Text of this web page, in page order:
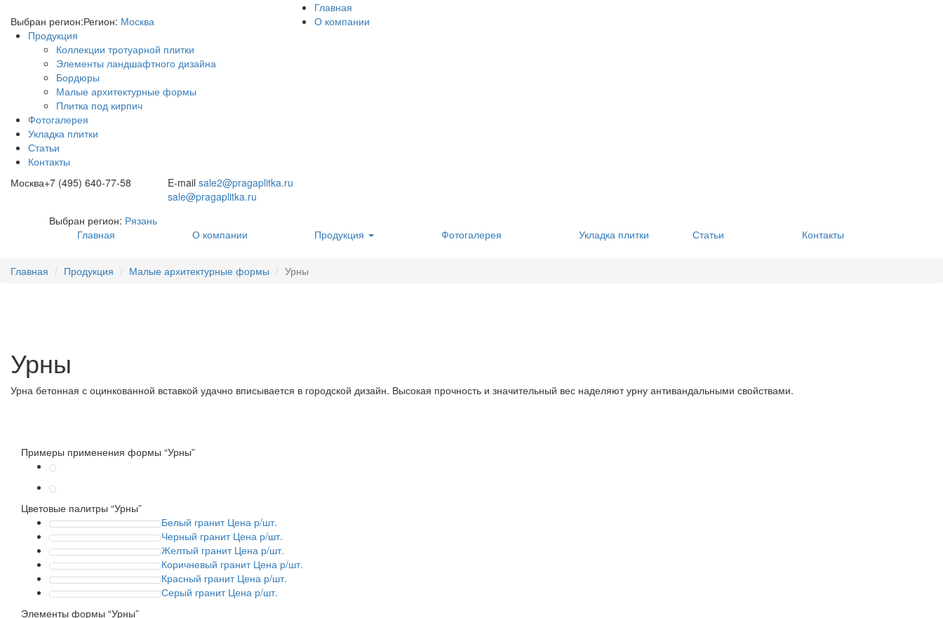
Выбран регион:Регион: Москва
Главная
О компании
Продукция
Коллекции тротуарной плитки
Элементы ландшафтного дизайна
Бордюры
Малые архитектурные формы
Плитка под кирпич
Фотогалерея
Укладка плитки
Статьи
Контакты
Москва+7 (495) 640-77-58 E-mail sale2@pragaplitka.ru
sale@pragaplitka.ru
Выбран регион: Рязань
Главная
О компании Продукция Фотогалерея Укладка плитки Статьи Контакты
Главная Продукция Малые архитектурные формы Урны
Урны
Урна бетонная с оцинкованной вставкой удачно вписывается в городской дизайн. Высокая прочность и значительный вес наделяют урну антивандальными свойствами.
Примеры применения формы “Урны”
Цветовые палитры “Урны”
Белый гранитЦена р/шт.
Черный гранитЦена р/шт.
Желтый гранитЦена р/шт.
Коричневый гранитЦена р/шт.
Красный гранитЦена р/шт.
Серый гранитЦена р/шт.
Элементы формы “Урны”